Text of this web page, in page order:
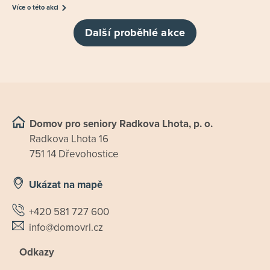
Více o této akci
Další proběhlé akce
Domov pro seniory Radkova Lhota, p. o.
Radkova Lhota 16
751 14 Dřevohostice
Ukázat na mapě
+420 581 727 600
info@domovrl.cz
Odkazy